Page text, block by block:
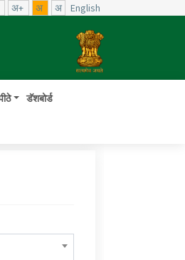
अ+ अ अ English
डॅशबोर्ड